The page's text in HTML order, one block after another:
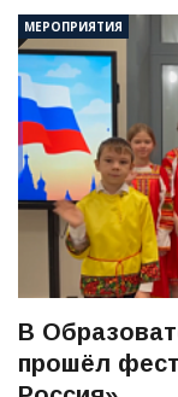
МЕРОПРИЯТИЯ
В
прошёл